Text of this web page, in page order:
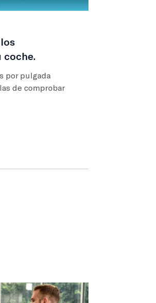
coche.
por pulgada
de comprobar